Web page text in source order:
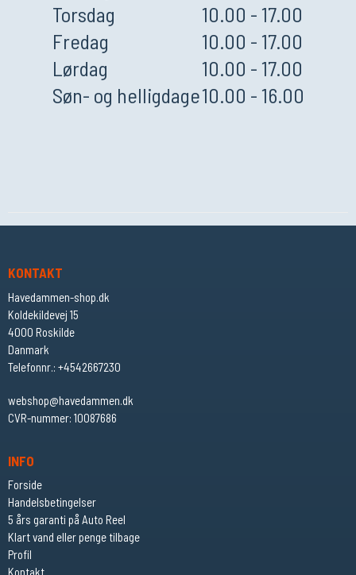
Torsdag
10.00 - 17.00
Fredag
10.00 - 17.00
Lørdag
10.00 - 17.00
Søn- og helligdage10.00 - 16.00
KONTAKT
Havedammen-shop.dk
Koldekildevej 15
4000 Roskilde
Danmark
Telefonnr. : +4542667230
webshop@havedammen.dk
CVR-nummer: 10087686
INFO
Forside
Handelsbetingelser
5 års garanti på Auto Reel
Klart vand eller penge tilbage
Profil
Kontakt